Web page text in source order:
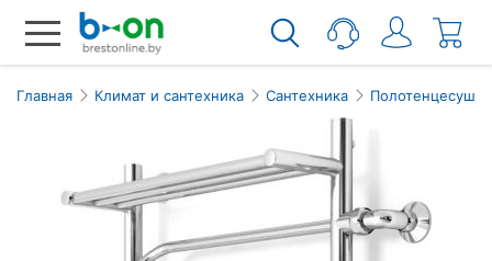
Главная Климат и сантехника Сантехника